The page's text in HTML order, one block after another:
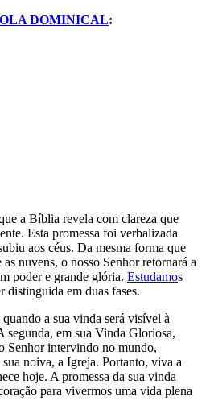
DOMINICAL:
a Bíblia revela com clareza que
Esta promessa foi verbalizada
aos céus. Da mesma forma que
nuvens, o nosso Senhor retornará a
poder e grande glória. Estudamos
distinguida em duas fases.
a sua vinda será visível à
segunda, em sua Vinda Gloriosa,
Senhor intervindo no mundo,
noiva, a Igreja. Portanto, viva a
hoje. A promessa da sua vinda
para vivermos uma vida plena